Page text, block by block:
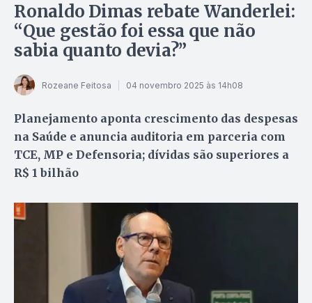
Ronaldo Dimas rebate Wanderlei:
“Que gestão foi essa que não
sabia quanto devia?”
Rozeane Feitosa 04 novembro 2025 às 14h08
Planejamento aponta crescimento das despesas
na Saúde e anuncia auditoria em parceria com
TCE, MP e Defensoria; dívidas são superiores a
R$ 1 bilhão